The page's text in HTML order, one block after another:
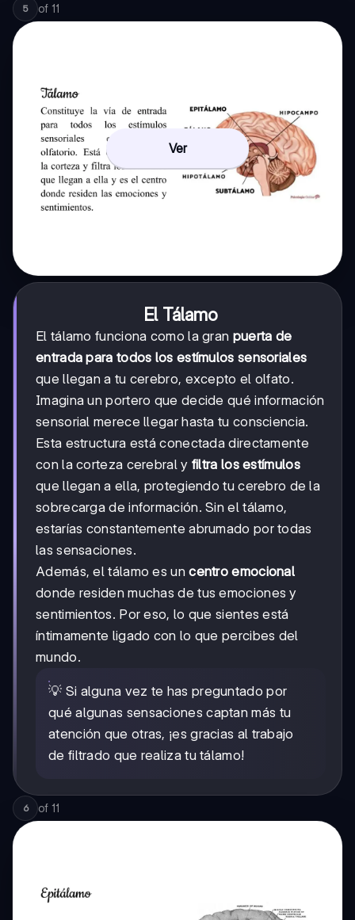
5 of 11
Ver
El Tálamo
El tálamo funciona como la gran puerta de
entrada para todos los estímulos sensoriales
que llegan a tu cerebro, excepto el olfato.
Imagina un portero que decide qué información
sensorial merece llegar hasta tu consciencia.
Esta estructura está conectada directamente
con la corteza cerebral y filtra los estímulos
que llegan a ella, protegiendo tu cerebro de la
sobrecarga de información. Sin el tálamo,
estarías constantemente abrumado por todas
las sensaciones.
Además, el tálamo es uncentro emocional
donde residen muchas de tus emociones y
sentimientos. Por eso, lo que sientes está
íntimamente ligado con lo que percibes del
mundo.
💡 Si alguna vez te has preguntado por
qué algunas sensaciones captan más tu
atención que otras, ¡es gracias al trabajo
de filtrado que realiza tu tálamo!
6 of 11